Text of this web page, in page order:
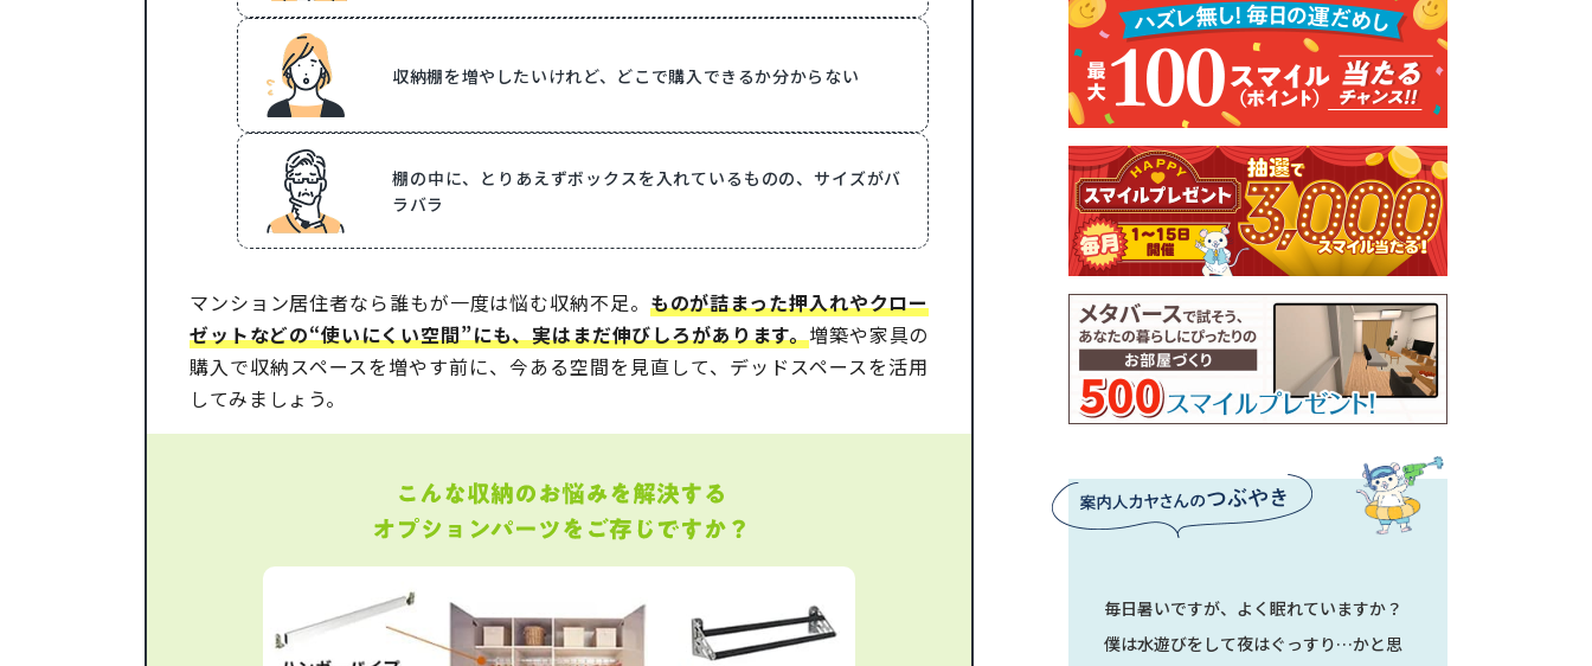
収納棚を増やしたいけれど、どこで購入できるか分からない
棚の中に、とりあえずボックスを入れているものの、サイズがバ
ラバラ
マンション居住者なら誰もが一度は悩む収納不足。 ものが詰まった押入れやクロー
ゼットなどの“使いにくい空間”にも、実はまだ伸びしろがあります。増築や家具の
購入で収納スペースを増やす前に、今ある空間を見直して、デッドスペースを活用
してみましょう。
毎日暑いですが、よく眠れていますか？
僕は水遊びをして夜はぐっすり…かと思